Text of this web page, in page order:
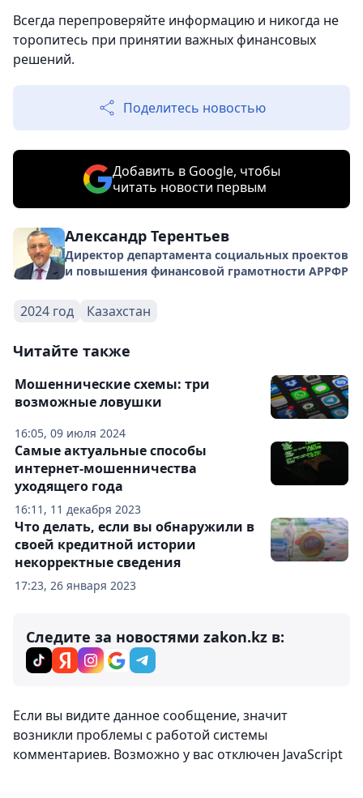
Всегда перепроверяйте информацию и никогда не
торопитесь при принятии важных финансовых
решений.
Поделитесь новостью
Добавить в Google, чтобы
читать новости первым
Александр Терентьев
Директор департамента социальных проектов
и повышения финансовой грамотности АРРФР
2024 год Казахстан
Читайте также
16:05, 09 июля 2024
Мошеннические схемы: три
возможные ловушки
16:11, 11 декабря 2023
Самые актуальные способы
интернет-мошенничества
уходящего года
17:23, 26 января 2023
Что делать, если вы обнаружили в
своей кредитной истории
некорректные сведения
Следите за новостями zakon.kz в:
Комментарии 0